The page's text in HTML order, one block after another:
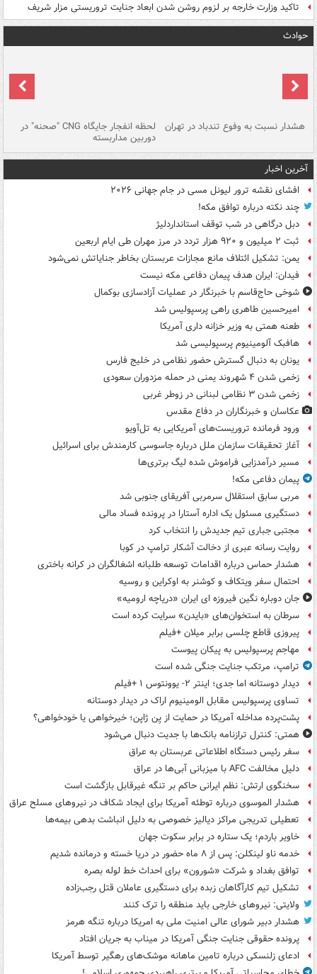
تاکید وزارت خارجه بر لزوم روشن شدن ابعاد جنایت تروریستی مزار شریف
حوادث
هشدار نسبت به وفوع تندباد در تهران لحظه انفجار جایگاه CNG "صحنه" در
دوربین مداربسته
آخرین اخبار
افشای نقشه ترور لیونل مسی در جام جهانی ۲۰۲۶
چند نکته درباره توافق مکه!
دبل درگاهی در شب توقف استانداردلیژ
ثبت ۲ میلیون و ۹۲۰ هزار تردد در مرز مهران طی ایام اربعین
یمن: تشکیل ائتلاف مانع مجازات عربستان بخاطر جنایاتش نمی‌شود
فیدان: ایران هدف پیمان دفاعی مکه نیست
شوخی حاج‌قاسم با خبرنگار در عملیات آزادسازی بوکمال
امیرحسین طاهری راهی پرسپولیس شد
طعنه همتی به وزیر خزانه داری آمریکا
هافبک آلومینیوم پرسپولیسی شد
یونان به دنبال گسترش حضور نظامی در خلیج فارس
زخمی شدن ۴ شهروند یمنی در حمله مزدوران سعودی
زخمی شدن ۳ نظامی لبنانی در زوطر غربی
عکاسان و خبرنگاران در دفاع مقدس
ورود فرمانده تروریست‌های آمریکایی به تل‌آویو
آغاز تحقیقات سازمان ملل درباره جاسوسی کارمندش برای اسرائیل
مسیر درآمدزایی فراموش شده لیگ برتری‌ها
پیمان دفاعی مکه!
مربی سابق استقلال سرمربی آفریقای جنوبی شد
دستگیری مسئول یک اداره آستارا در پرونده فساد مالی
مجتبی جباری تیم جدیدش را انتخاب کرد
روایت رسانه عبری از دخالت آشکار ترامپ در کوبا
هشدار حماس درباره اقدامات توسعه طلبانه اشغالگران در کرانه باختری
احتمال سفر ویتکاف و کوشنر به اوکراین و روسیه
جان دوباره نگین فیروزه ای ایران «دریاچه ارومیه»
سرطان به استخوان‌های «بایدن» سرایت کرده است
پیروزی قاطع چلسی برابر میلان +فیلم
مهاجم پرسپولیس به پیکان پیوست
ترامپ، مرتکب جنایت جنگی شده است
دیدار دوستانه اما جدی؛ اینتر ۲- یوونتوس ۱ +فیلم
تساوی پرسپولیس مقابل الومینیوم اراک در دیدار دوستانه
پشت‌پرده مداخله آمریکا در حمایت از یِن ژاپن؛ خیرخواهی یا خودخواهی؟
همتی: کنترل ترازنامه بانک‌ها با جدیت دنبال می‌شود
سفر رئیس دستگاه اطلاعاتی عربستان به عراق
دلیل مخالفت AFC با میزبانی آبی‌ها در عراق
سخنگوی ارتش: نظم ایرانی حاکم بر تنگه غیرقابل بازگشت است
هشدار الموسوی درباره توطئه آمریکا برای ایجاد شکاف در نیروهای مسلح عراق
تعطیلی تدریجی مراکز دیالیز خصوصی به دلیل انباشت بدهی بیمه‌ها
خاویر باردم؛ یک ستاره در برابر سکوت جهان
خدمه ناو لینکلن: پس از ۸ ماه حضور در دریا خسته و درمانده‌ شدیم
توافق بغداد و شرکت «شورون» برای احداث خط لوله بصره
تشکیل تیم کارآگاهان زبده برای دستگیری عاملان قتل رجب‌زاده
ولایتی: نیروهای خارجی باید منطقه را ترک کنند
هشدار دبیر شورای عالی امنیت ملی به امریکا درباره تنگه هرمز
پرونده حقوقی جنایت جنگی آمریکا در میناب به جریان افتاد
ادعای زلنسکی درباره تامین ماهانه موشک‌های رهگیر توسط آمریکا